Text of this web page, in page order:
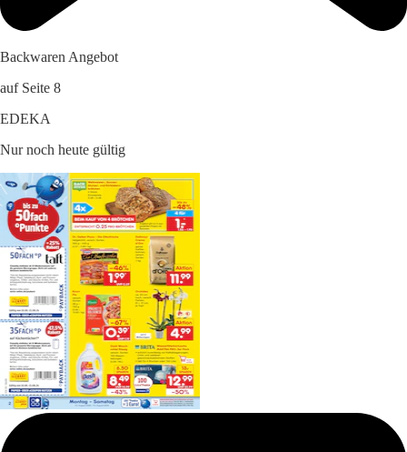
Backwaren Angebot
auf Seite 8
EDEKA
Nur noch heute gültig